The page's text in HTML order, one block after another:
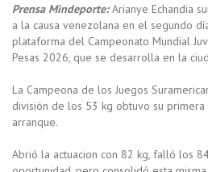
Prensa Mindeporte: Arianye Echandia
a la causa venezolana en el segundo
plataforma del Campeonato Mundial
Pesas 2026, que se desarrolla en la
La Campeona de los Juegos
división de los 53 kg obtuvo su
arranque.
Abrió la actuacion con 82 kg, falló los